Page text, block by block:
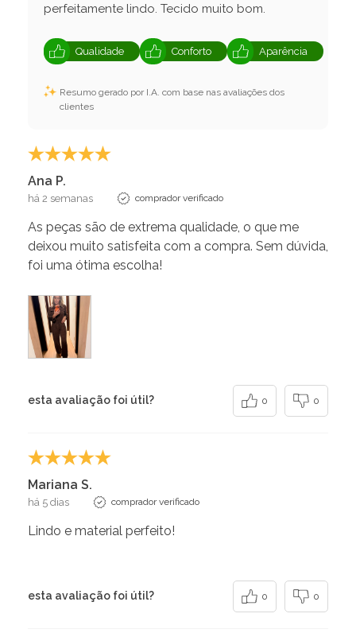
perfeitamente lindo. Tecido muito bom.
Qualidade Conforto Aparência
Resumo gerado por I.A. com base nas avaliações dos
clientes
Ana P.
há 2 semanas comprador verificado
As peças são de extrema qualidade, o que me
deixou muito satisfeita com a compra. Sem dúvida,
foi uma ótima escolha!
esta avaliação foi útil? 0 0
Mariana S.
há 5 dias comprador verificado
Lindo e material perfeito!
esta avaliação foi útil? 0 0